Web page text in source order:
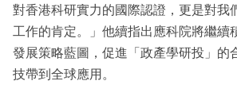
對香港科研實力的國際認證，更是對我
工作的肯定。」他續指出應科院將繼續
發展策略藍圖，促進「政產學研投」的
技帶到全球應用。